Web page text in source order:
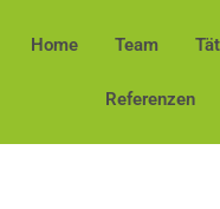
Home Team
Referenzen